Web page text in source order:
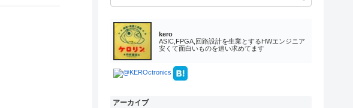
kero
ASIC,FPGA,回路設計を生業とするHWエンジニア
安くて面白いものを追い求めてます
アーカイブ